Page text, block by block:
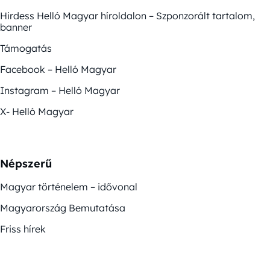
Hirdess Helló Magyar híroldalon – Szponzorált tartalom,
banner
Támogatás
Facebook – Helló Magyar
Instagram – Helló Magyar
X- Helló Magyar
Népszerű
Magyar történelem – idővonal
Magyarország Bemutatása
Friss hírek